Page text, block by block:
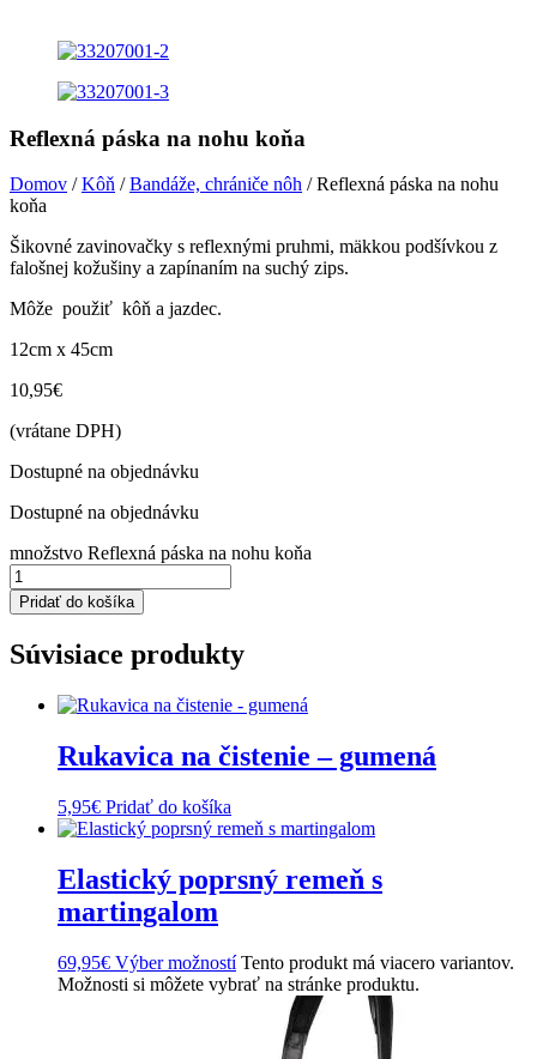
Reflexná páska na nohu koňa
Domov /Kôň /Bandáže, chrániče nôh / Reflexná páska na nohu
koňa
Šikovné zavinovačky s reflexnými pruhmi, mäkkou podšívkou z
falošnej kožušiny a zapínaním na suchý zips.
Môže použiť kôň a jazdec.
12cm x 45cm
10,95€
(vrátane DPH)
Dostupné na objednávku
Dostupné na objednávku
množstvo Reflexná páska na nohu koňa
Pridať do košíka
Súvisiace produkty
Rukavica na čistenie – gumená
5,95€ Pridať do košíka
Elastický poprsný remeň s
martingalom
69,95€ Výber možností Tento produkt má viacero variantov.
Možnosti si môžete vybrať na stránke produktu.